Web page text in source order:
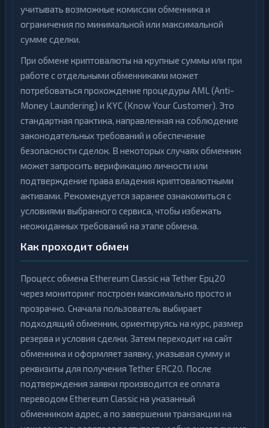
учитывать возможные комиссии обменника и
ограничения по минимальной или максимальной
сумме сделки.
При обмене криптовалюты на крупные суммы или при
работе с отдельными обменниками может
потребоваться прохождение процедуры AML (Anti-
Money Laundering) и KYC (Know Your Customer). Это
стандартная практика, направленная на соблюдение
законодательных требований и обеспечение
безопасности сделок. В некоторых случаях обменник
может запросить верификацию личности или
подтверждение права владения криптовалютными
активами. Рекомендуется заранее ознакомиться с
условиями выбранного сервиса, чтобы избежать
неожиданных требований на этапе обмена.
Как проходит обмен
Процесс обмена Ethereum Classic на Tether Ерц20
через мониторинг построен максимально просто и
прозрачно. Сначала пользователь выбирает
подходящий обменник, ориентируясь на курс, размер
резерва и условия сделки. Затем переходит на сайт
обменника и оформляет заявку, указывая сумму и
реквизиты для получения Tether ERC20. После
подтверждения заявки производится ее оплата
переводом Ethereum Classic на указанный
обменником адрес, а по завершении транзакции на